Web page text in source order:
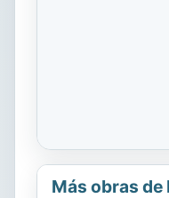
Más obras de